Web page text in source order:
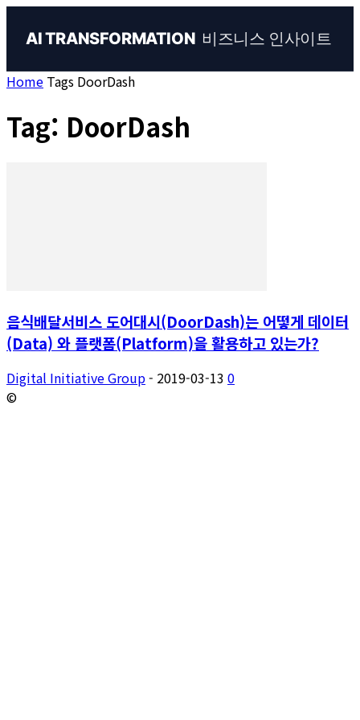
AI TRANSFORMATION 비즈니스 인사이트
Home Tags DoorDash
Tag: DoorDash
음식배달서비스 도어대시(DoorDash)는 어떻게 데이터
(Data) 와 플랫폼(Platform)을 활용하고 있는가?
Digital Initiative Group- 2019-03-13 0
©